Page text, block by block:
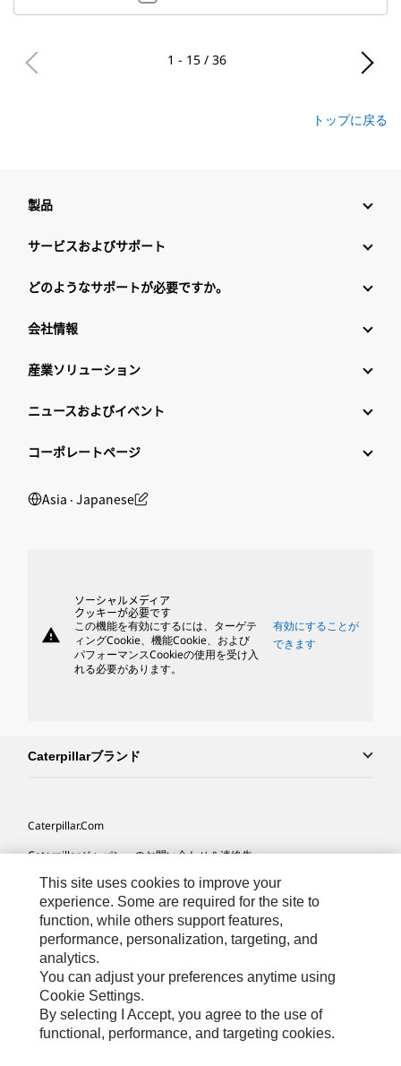
1 - 15 / 36
トップに戻る
製品
サービスおよびサポート
どのようなサポートが必要ですか。
会社情報
産業ソリューション
ニュースおよびイベント
コーポレートページ
Asia ‧ Japanese
warning
ソーシャルメディア
クッキーが必要です
この機能を有効にするには、ターゲテ
ィングCookie、機能Cookie、および
パフォーマンスCookieの使用を受け入
れる必要があります。
有効にすることが
できます
Caterpillarブランド
Caterpillar.com
Caterpillarジャパンへのお問い合わせ＆連絡先
マイマーケティング情報配信設定
サイト･マップ
Cookie Settings
法的事項
プライバシー
This site uses cookies to improve your
experience. Some are required for the site to
function, while others support features,
performance, personalization, targeting, and
analytics.
You can adjust your preferences anytime using
Cookie Settings.
By selecting I Accept, you agree to the use of
functional, performance, and targeting cookies.